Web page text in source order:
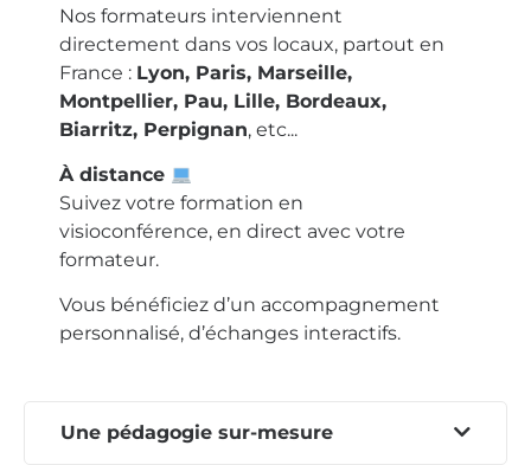
Nos formateurs interviennent
directement dans vos locaux, partout en
France : Lyon, Paris, Marseille,
Montpellier, Pau, Lille, Bordeaux,
Biarritz, Perpignan, etc...
À distance
Suivez votre formation en
visioconférence, en direct avec votre
formateur.
Vous bénéficiez d’un accompagnement
personnalisé, d’échanges interactifs.
Une pédagogie sur-mesure